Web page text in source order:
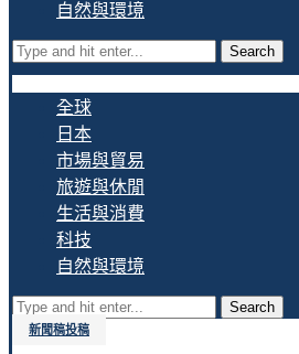
自然與環境
Search
全球
日本
市場與貿易
旅遊與休閒
生活與消費
科技
自然與環境
Search
新聞稿投稿